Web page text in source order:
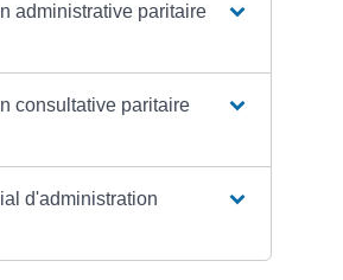
administrative paritaire
consultative paritaire
d'administration